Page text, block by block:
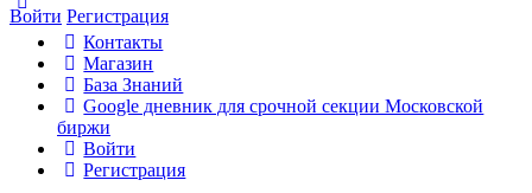
Войти Регистрация
Контакты
Магазин
База Знаний
Google дневник для срочной секции Московской
биржи
Войти
Регистрация